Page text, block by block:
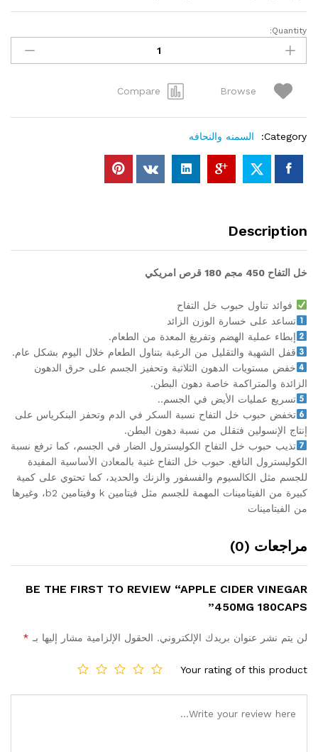
Apple
Cider
Vinegar
180Caps
Quantity:
Browse
Compare
Category: السمنه والنحافه
Description
خل التفاح 450 مجم 180 قرص امريكي
فوائد تناول حبوب خل التفاح
تساعد على خسارة الوزن الزائد
إبطاء عملية الهضم وتفريغ المعدة من الطعام.
قفل الشهية والتقليل من الرغبة بتناول الطعام خلال اليوم بشكل عام.
خفض مستويات الدهون الثلاثية وتحفيز الجسم على حرق الدهون
الزائدة والمتراكمة خاصة دهون البطن.
تسريع عمليات الأيض في الجسم..
تخفض حبوب خل التفاح نسبة السكر في الدم وتحفز البنكرياس على
إنتاج الإنسولين فتقلل من نسبة دهون البطن.
تذيب حبوب خل التفاح الكوليسترول الضار في الجسم، كما ترفع نسبة
الكوليسترول النافع. حبوب خل التفاح غنية بالمعادن الأساسية المفيدة
للجسم مثل الكالسيوم والفسفور والزنك والحديد، كما تحتوي على كمية
كبيرة من الفيتامينات المهمة للجسم مثل فيتامين k وفيتامين b2، وغيرها
من الفيتامينات
مراجعات (0)
BE THE FIRST TO REVIEW “APPLE CIDER VINEGAR
450MG 180CAPS”
لن يتم نشر عنوان بريدك الإلكتروني. الحقول الإلزامية مشار إليها بـ *
Your rating of this product